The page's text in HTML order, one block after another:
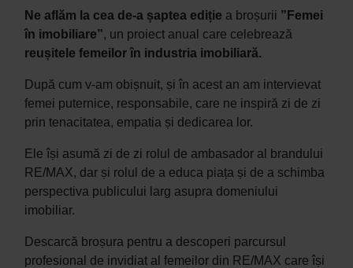
Ne aflăm la cea de-a șaptea ediție a broșurii ”Femei
în imobiliare”, un proiect anual care celebrează
reușitele femeilor în industria imobiliară.
După cum v-am obișnuit, și în acest an am intervievat
femei puternice, responsabile, care ne inspiră zi de zi
prin tenacitatea, empatia și dedicarea lor.
Ele își asumă zi de zi rolul de ambasador al brandului
RE/MAX, dar și rolul de a educa piața și de a schimba
perspectiva publicului larg asupra domeniului
imobiliar.
Descarcă broșura pentru a descoperi parcursul
profesional de invidiat al femeilor din RE/MAX care își